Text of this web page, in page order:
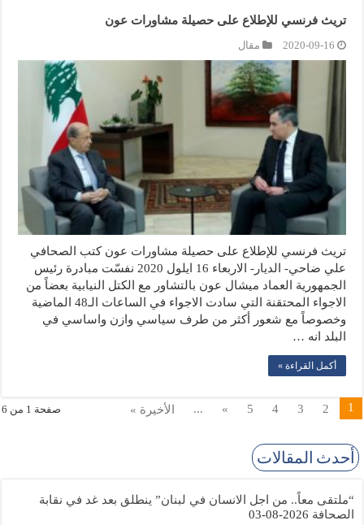
تريث فرنسي للإطلاع على حصيلة مشاورات عون
2020-09-16 مقال
تريث فرنسي للإطلاع على حصيلة مشاورات عون كتب الصحافي
علي ضاحي- الديار- الاربعاء 16 ايلول 2020 نفسّت مبادرة رئيس
الجمهورية العماد ميشال عون بالتشاور مع الكتل النيابية بعضاً من
الاجواء المحتقنة التي سادت الاجواء في الساعات الـ48 الماضية
وخصوصاً مع شعور أكثر من طرف سياسي وازن واساسي في
البلد انه …
أكمل القراءة »
صفحة 1 من 6 1
2
3
4
5
»
... الأخيرة »
أحدث المقالات
“ملتقى معاً.. من اجل الانسان في لبنان” ينطلق بعد غد في نقابة
الصحافة 2026-08-03